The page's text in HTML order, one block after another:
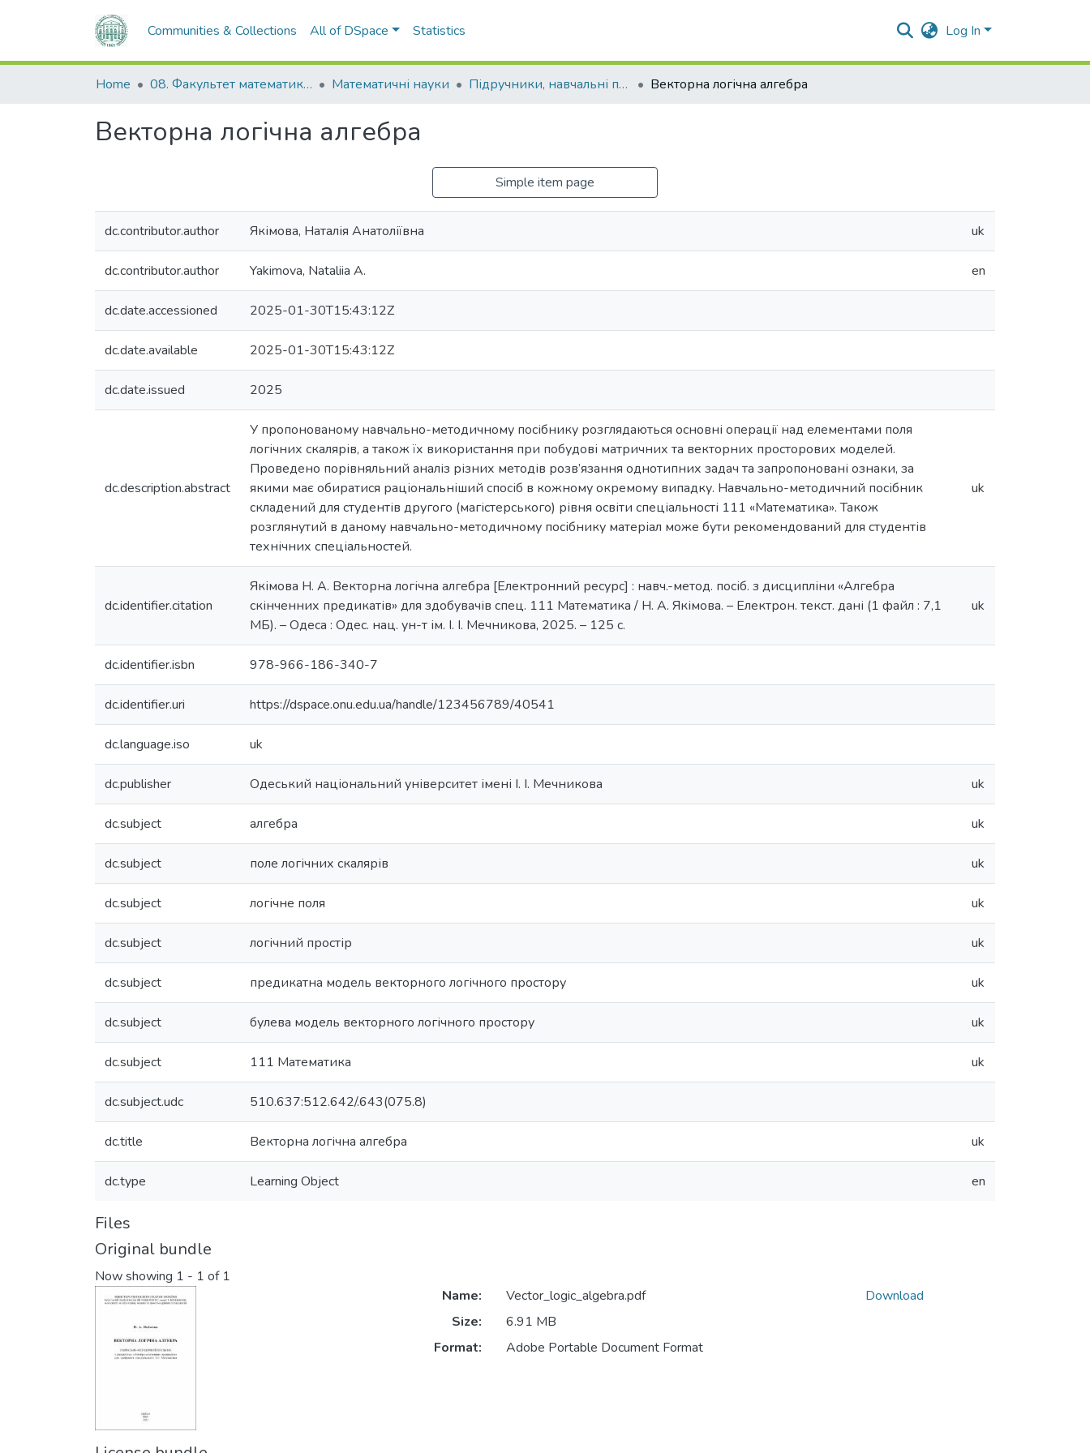
Communities & Collections All of DSpace Statistics Log In
Home 08. Факультет математики, фізики та інформаційних технологій Математичні науки Підручники, навчальні посібники та інші науково- та навчально-методичні праці ФМФІТ (Математичні науки) Векторна логічна алгебра
Векторна логічна алгебра
Simple item page
dc.contributor.author Якімова, Наталія Анатоліївна uk
dc.contributor.author Yakimova, Nataliia A. en
dc.date.accessioned 2025-01-30T15:43:12Z
dc.date.available 2025-01-30T15:43:12Z
dc.date.issued 2025
dc.description.abstract
У пропонованому навчально-методичному посібнику розглядаються основні операції над елементами поля
логічних скалярів, а також їх використання при побудові матричних та векторних просторових моделей.
Проведено порівняльний аналіз різних методів розв’язання однотипних задач та запропоновані ознаки, за
якими має обиратися раціональніший спосіб в кожному окремому випадку. Навчально-методичний посібник
складений для студентів другого (магістерського) рівня освіти спеціальності 111 «Математика». Також
розглянутий в даному навчально-методичному посібнику матеріал може бути рекомендований для студентів
технічних спеціальностей.
uk
dc.identifier.citation
Якімова Н. А. Векторна логічна алгебра [Електронний ресурс] : навч.-метод. посіб. з дисципліни «Алгебра
скінченних предикатів» для здобувачів спец. 111 Математика / Н. А. Якімова. – Електрон. текст. дані (1 файл : 7,1
МБ). – Одеса : Одес. нац. ун-т ім. І. І. Мечникова, 2025. – 125 с.
uk
dc.identifier.isbn 978-966-186-340-7
dc.identifier.uri https://dspace.onu.edu.ua/handle/123456789/40541
dc.language.iso uk
dc.publisher Одеський національний університет імені І. І. Мечникова uk
dc.subject алгебра uk
dc.subject поле логічних скалярів uk
dc.subject логічне поля uk
dc.subject логічний простір uk
dc.subject предикатна модель векторного логічного простору uk
dc.subject булева модель векторного логічного простору uk
dc.subject 111 Математика uk
dc.subject.udc 510.637:512.642/.643(075.8)
dc.title Векторна логічна алгебра uk
dc.type Learning Object en
Files
Original bundle
Now showing 1 - 1 of 1
Name:
Vector_logic_algebra.pdf
Size:
6.91 MB
Format:
Adobe Portable Document Format
Download